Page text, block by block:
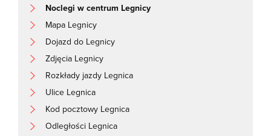
Noclegi w centrum Legnicy
Mapa Legnicy
Dojazd do Legnicy
Zdjęcia Legnicy
Rozkłady jazdy Legnica
Ulice Legnica
Kod pocztowy Legnica
Odległości Legnica